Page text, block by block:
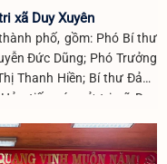
xã Duy Xuyên
phố, gồm: Phó Bí thư
Đức Dũng; Phó Trưởng
Thanh Hiền; Bí thư Đảng
tiếp xúc cử tri xã Duy